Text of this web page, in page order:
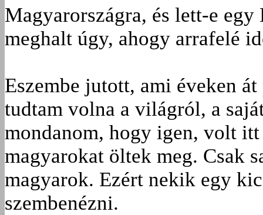
Magyarországra, és lett-e
meghalt úgy, ahogy arrafelé
Eszembe jutott, ami éveken
tudtam volna a világról, a
mondanom, hogy igen, volt
magyarokat öltek meg. Csak
magyarok. Ezért nekik egy
szembenézni.